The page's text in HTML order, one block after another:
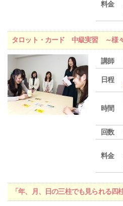
料金
タロット・カード 中級実習 ～様
講師
日程
時間
回数
料金
「年、月、日の三柱でも見られる